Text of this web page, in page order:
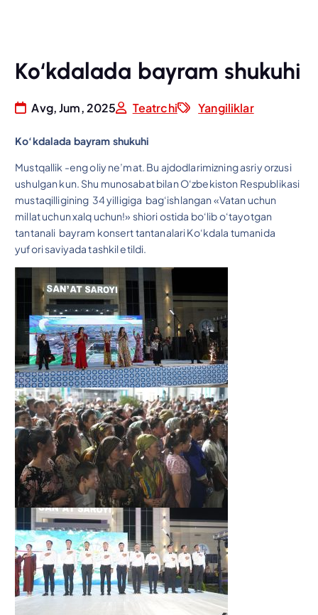
Ko‘kdalada bayram shukuhi
Avg, Jum, 2025 Teatrchi Yangiliklar
Ko‘kdalada bayram shukuhi
Mustqallik -eng oliy ne’mat. Bu ajdodlarimizning asriy orzusi
ushulgan kun. Shu munosabat bilan O‘zbekiston Respublikasi
mustaqilligining 34 yilligiga bag‘ishlangan «Vatan uchun
millat uchun xalq uchun!» shiori ostida bo‘lib o‘tayotgan
tantanali bayram konsert tantanalari Ko‘kdala tumanida
yufori saviyada tashkil etildi.